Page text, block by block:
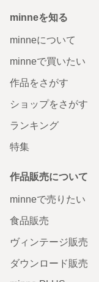
minneを知る
minneについて
minneで買いたい
作品をさがす
ショップをさがす
ランキング
特集
作品販売について
minneで売りたい
食品販売
ヴィンテージ販売
ダウンロード販売